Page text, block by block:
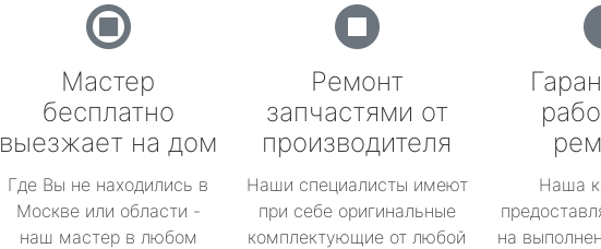
Мастер
бесплатно
выезжает на дом
Где Вы не находились в
Москве или области -
наш мастер в любом
Ремонт
запчастями от
производителя
Наши специалисты имеют
при себе оригинальные
комплектующие от любой
Наша
на